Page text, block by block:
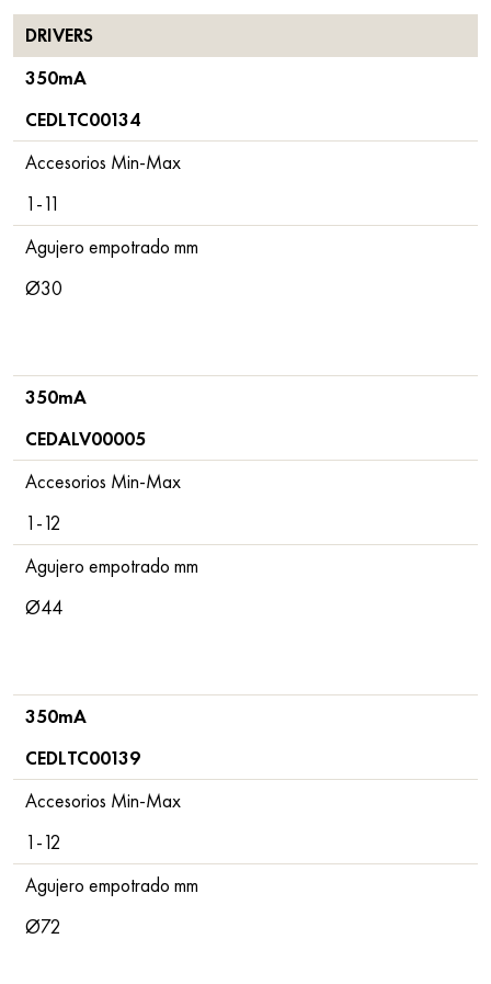
DRIVERS
350mA
CEDLTC00134
Accesorios Min-Max
1-11
Agujero empotrado mm
Ø30
350mA
CEDALV00005
Accesorios Min-Max
1-12
Agujero empotrado mm
Ø44
350mA
CEDLTC00139
Accesorios Min-Max
1-12
Agujero empotrado mm
Ø72